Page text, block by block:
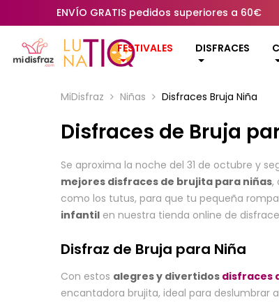
ENVÍO GRATIS pedidos superiores a 60€
FESTIVALES DISFRACES
MiDisfraz Niñas Disfraces Bruja Niña
Disfraces de Bruja
Se aproxima la noche del 31 de octubre y
mejores disfraces de brujita para niñas,
como los tutus, para que tu pequeña
infantil en nuestra tienda online de
Disfraz de Bruja para Niña
Con estos alegres y divertidos disfraces
encantadora brujita, ideal para deslumbrar